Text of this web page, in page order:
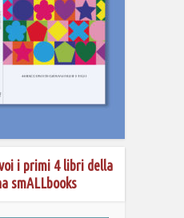
i primi 4 libri della
smALLbooks